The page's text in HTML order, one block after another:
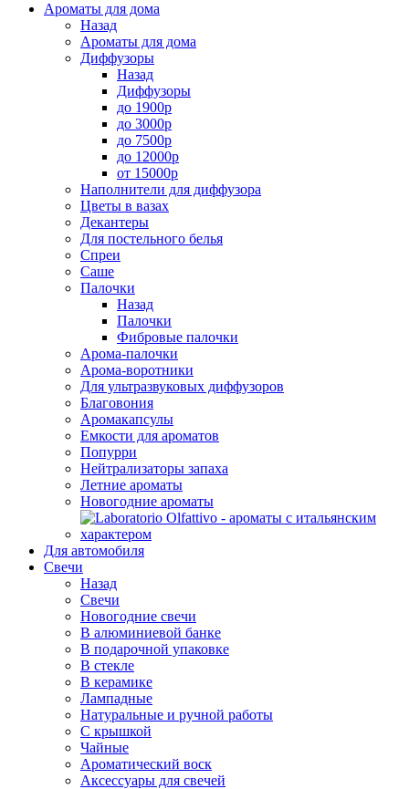
Ароматы для дома
Назад
Ароматы для дома
Диффузоры
Назад
Диффузоры
до 1900р
до 3000р
до 7500р
до 12000р
от 15000р
Наполнители для диффузора
Цветы в вазах
Декантеры
Для постельного белья
Спреи
Саше
Палочки
Назад
Палочки
Фибровые палочки
Арома-палочки
Арома-воротники
Для ультразвуковых диффузоров
Благовония
Аромакапсулы
Емкости для ароматов
Попурри
Нейтрализаторы запаха
Летние ароматы
Новогодние ароматы
Для автомобиля
Свечи
Назад
Свечи
Новогодние свечи
В алюминиевой банке
В подарочной упаковке
В стекле
В керамике
Лампадные
Натуральные и ручной работы
С крышкой
Чайные
Ароматический воск
Аксессуары для свечей